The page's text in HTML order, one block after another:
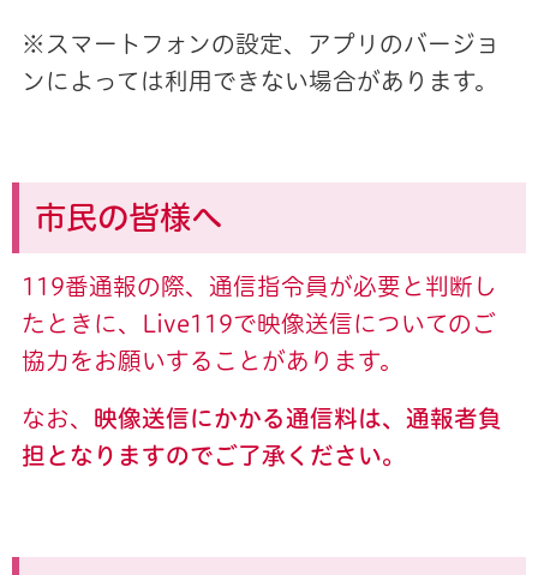
※スマートフォンの設定、アプリのバージョ
ンによっては利用できない場合があります。
市民の皆様へ
119番通報の際、通信指令員が必要と判断し
たときに、Live119で映像送信についてのご
協力をお願いすることがあります。
なお、 映像送信にかかる通信料は、通報者負
担となりますのでご了承ください。